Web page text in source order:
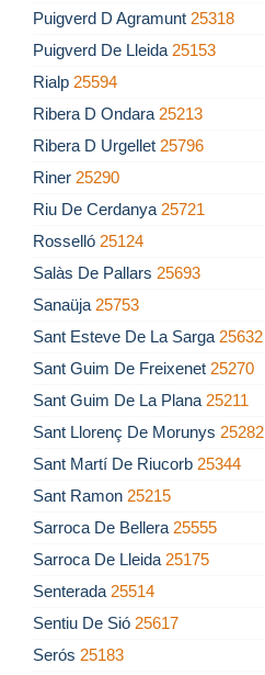
Puigverd D Agramunt 25318
Puigverd De Lleida 25153
Rialp 25594
Ribera D Ondara 25213
Ribera D Urgellet 25796
Riner 25290
Riu De Cerdanya 25721
Rosselló 25124
Salàs De Pallars 25693
Sanaüja 25753
Sant Esteve De La Sarga 25632
Sant Guim De Freixenet 25270
Sant Guim De La Plana 25211
Sant Llorenç De Morunys 25282
Sant Martí De Riucorb 25344
Sant Ramon 25215
Sarroca De Bellera 25555
Sarroca De Lleida 25175
Senterada 25514
Sentiu De Sió 25617
Serós 25183